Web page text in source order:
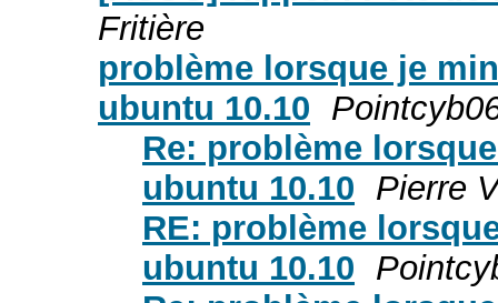
Fritière
problème lorsque je
ubuntu 10.10
Re: problème
ubuntu 10.10 Pierre
RE: problème
ubuntu 10.10